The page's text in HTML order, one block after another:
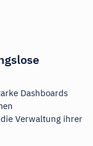
Dashboards
Verwaltung ihrer